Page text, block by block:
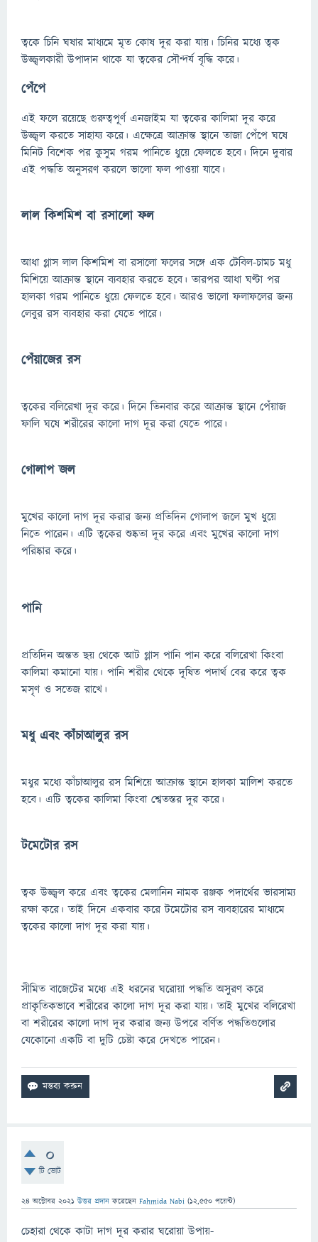
ত্বকে চিনি ঘষার মাধ্যমে মৃত কোষ দূর করা যায়। চিনির মধ্যে ত্বক
উজ্জ্বলকারী উপাদান থাকে যা ত্বকের সৌন্দর্য বৃদ্ধি করে।
পেঁপে
এই ফলে রয়েছে গুরুত্বপূর্ণ এনজাইম যা ত্বকের কালিমা দূর করে
উজ্জ্বল করতে সাহায্য করে। এক্ষেত্রে আক্রান্ত স্থানে তাজা পেঁপে ঘষে
মিনিট বিশেক পর কুসুম গরম পানিতে ধুয়ে ফেলতে হবে। দিনে দুবার
এই পদ্ধতি অনুসরণ করলে ভালো ফল পাওয়া যাবে।
লাল কিশমিশ বা রসালো ফল
আধা গ্লাস লাল কিশমিশ বা রসালো ফলের সঙ্গে এক টেবিল-চামচ মধু
মিশিয়ে আক্রান্ত স্থানে ব্যবহার করতে হবে। তারপর আধা ঘণ্টা পর
হালকা গরম পানিতে ধুয়ে ফেলতে হবে। আরও ভালো ফলাফলের জন্য
লেবুর রস ব্যবহার করা যেতে পারে।
পেঁয়াজের রস
ত্বকের বলিরেখা দূর করে। দিনে তিনবার করে আক্রান্ত স্থানে পেঁয়াজ
ফালি ঘষে শরীরের কালো দাগ দূর করা যেতে পারে।
গোলাপ জল
মুখের কালো দাগ দূর করার জন্য প্রতিদিন গোলাপ জলে মুখ ধুয়ে
নিতে পারেন। এটি ত্বকের শুষ্কতা দূর করে এবং মুখের কালো দাগ
পরিষ্কার করে।
পানি
প্রতিদিন অন্তত ছয় থেকে আট গ্লাস পানি পান করে বলিরেখা কিংবা
কালিমা কমানো যায়। পানি শরীর থেকে দূষিত পদার্থ বের করে ত্বক
মসৃণ ও সতেজ রাখে।
মধু এবং কাঁচাআলুর রস
মধুর মধ্যে কাঁচাআলুর রস মিশিয়ে আক্রান্ত স্থানে হালকা মালিশ করতে
হবে। এটি ত্বকের কালিমা কিংবা শ্বেতস্তর দূর করে।
টমেটোর রস
ত্বক উজ্জ্বল করে এবং ত্বকের মেলানিন নামক রঞ্জক পদার্থের ভারসাম্য
রক্ষা করে। তাই দিনে একবার করে টমেটোর রস ব্যবহারের মাধ্যমে
ত্বকের কালো দাগ দূর করা যায়।
সীমিত বাজেটের মধ্যে এই ধরনের ঘরোয়া পদ্ধতি অসুরণ করে
প্রাকৃতিকভাবে শরীরের কালো দাগ দূর করা যায়। তাই মুখের বলিরেখা
বা শরীরের কালো দাগ দূর করার জন্য উপরে বর্ণিত পদ্ধতিগুলোর
যেকোনো একটি বা দুটি চেষ্টা করে দেখতে পারেন।
0
টি ভোট
24 অক্টোবর 2021 উত্তর প্রদান করেছেন Fahmida Nabi (12,550 পয়েন্ট)
চেহারা থেকে কাটা দাগ দূর করার ঘরোয়া উপায়-